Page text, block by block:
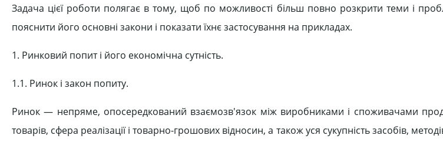
Задача цієї роботи полягає в тому, щоб по можливості більш повно розкрити теми і
пояснити його основні закони і показати їхнє застосування на прикладах.
1. Ринковий попит і його економічна сутність.
1.1. Ринок і закон попиту.
Ринок — непряме, опосередкований взаємозв'язок між виробниками і споживачами
товарів, сфера реалізації і товарно-грошових відносин, а також уся сукупність засобів,